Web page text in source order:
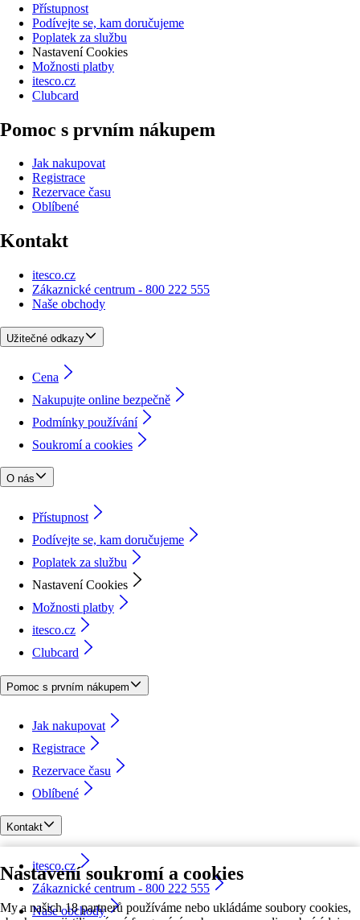
Nastavení soukromí a cookies
My a našich 18 partnerů používáme nebo ukládáme soubory cookies,
Přístupnost
Podívejte se, kam doručujeme
Poplatek za službu
Nastavení Cookies
Možnosti platby
itesco.cz
Clubcard
Pomoc s prvním nákupem
Jak nakupovat
Registrace
Rezervace času
Oblíbené
Kontakt
itesco.cz
Zákaznické centrum - 800 222 555
Naše obchody
Užitečné odkazy
Cena
Nakupujte online bezpečně
Podmínky používání
Soukromí a cookies
O nás
Přístupnost
Podívejte se, kam doručujeme
Poplatek za službu
Nastavení Cookies
Možnosti platby
itesco.cz
Clubcard
Pomoc s prvním nákupem
Jak nakupovat
Registrace
Rezervace času
Oblíbené
Kontakt
itesco.cz
Zákaznické centrum - 800 222 555
Naše obchody